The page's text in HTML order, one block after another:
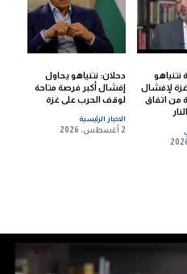
نتنياهو
لإفشال
من اتفاق
دحلان: نتنياهو يحاول
إفشال أكبر فرصة متاحة
لوقف الحرب على غزة
الاخبار الرئيسية
2 أغسطس، 2026